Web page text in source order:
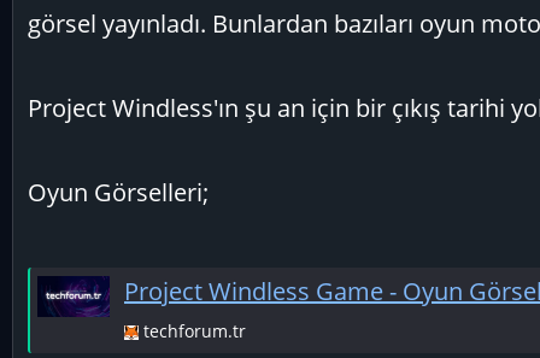
görsel yayınladı. Bunlardan bazıları oyun
Project Windless'ın şu an için bir çıkış tarihi
Oyun Görselleri;
Project Windless Game - Oyun
techforum.tr